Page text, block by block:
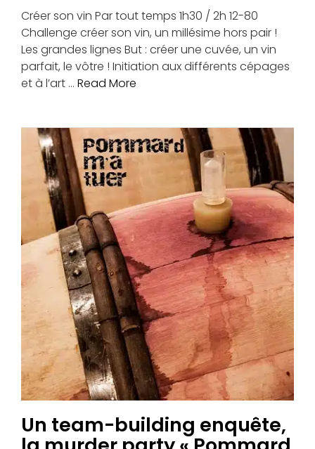
Créer son vin Par tout temps 1h30 / 2h 12-80
Challenge créer son vin, un millésime hors pair !
Les grandes lignes But : créer une cuvée, un vin
parfait, le vôtre ! Initiation aux différents cépages
et à l’art … Read More
Un team-building enquête,